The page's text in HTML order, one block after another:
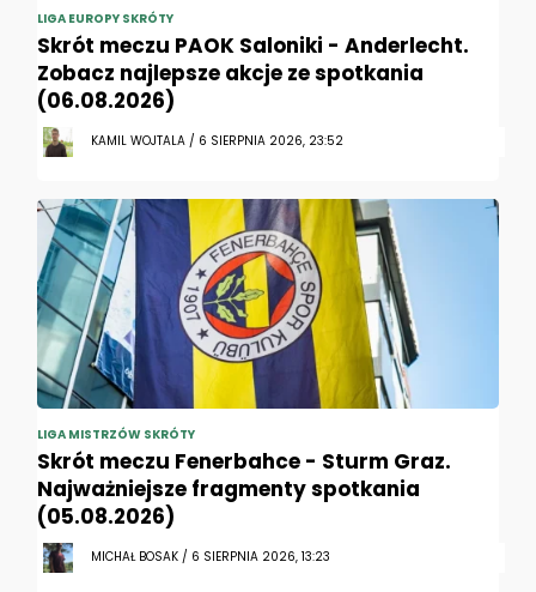
LIGA EUROPY SKRÓTY
Skrót meczu PAOK Saloniki - Anderlecht.
Zobacz najlepsze akcje ze spotkania
(06.08.2026)
KAMIL WOJTALA / 6 SIERPNIA 2026, 23:52
LIGA MISTRZÓW SKRÓTY
Skrót meczu Fenerbahce - Sturm Graz.
Najważniejsze fragmenty spotkania
(05.08.2026)
MICHAŁ BOSAK / 6 SIERPNIA 2026, 13:23